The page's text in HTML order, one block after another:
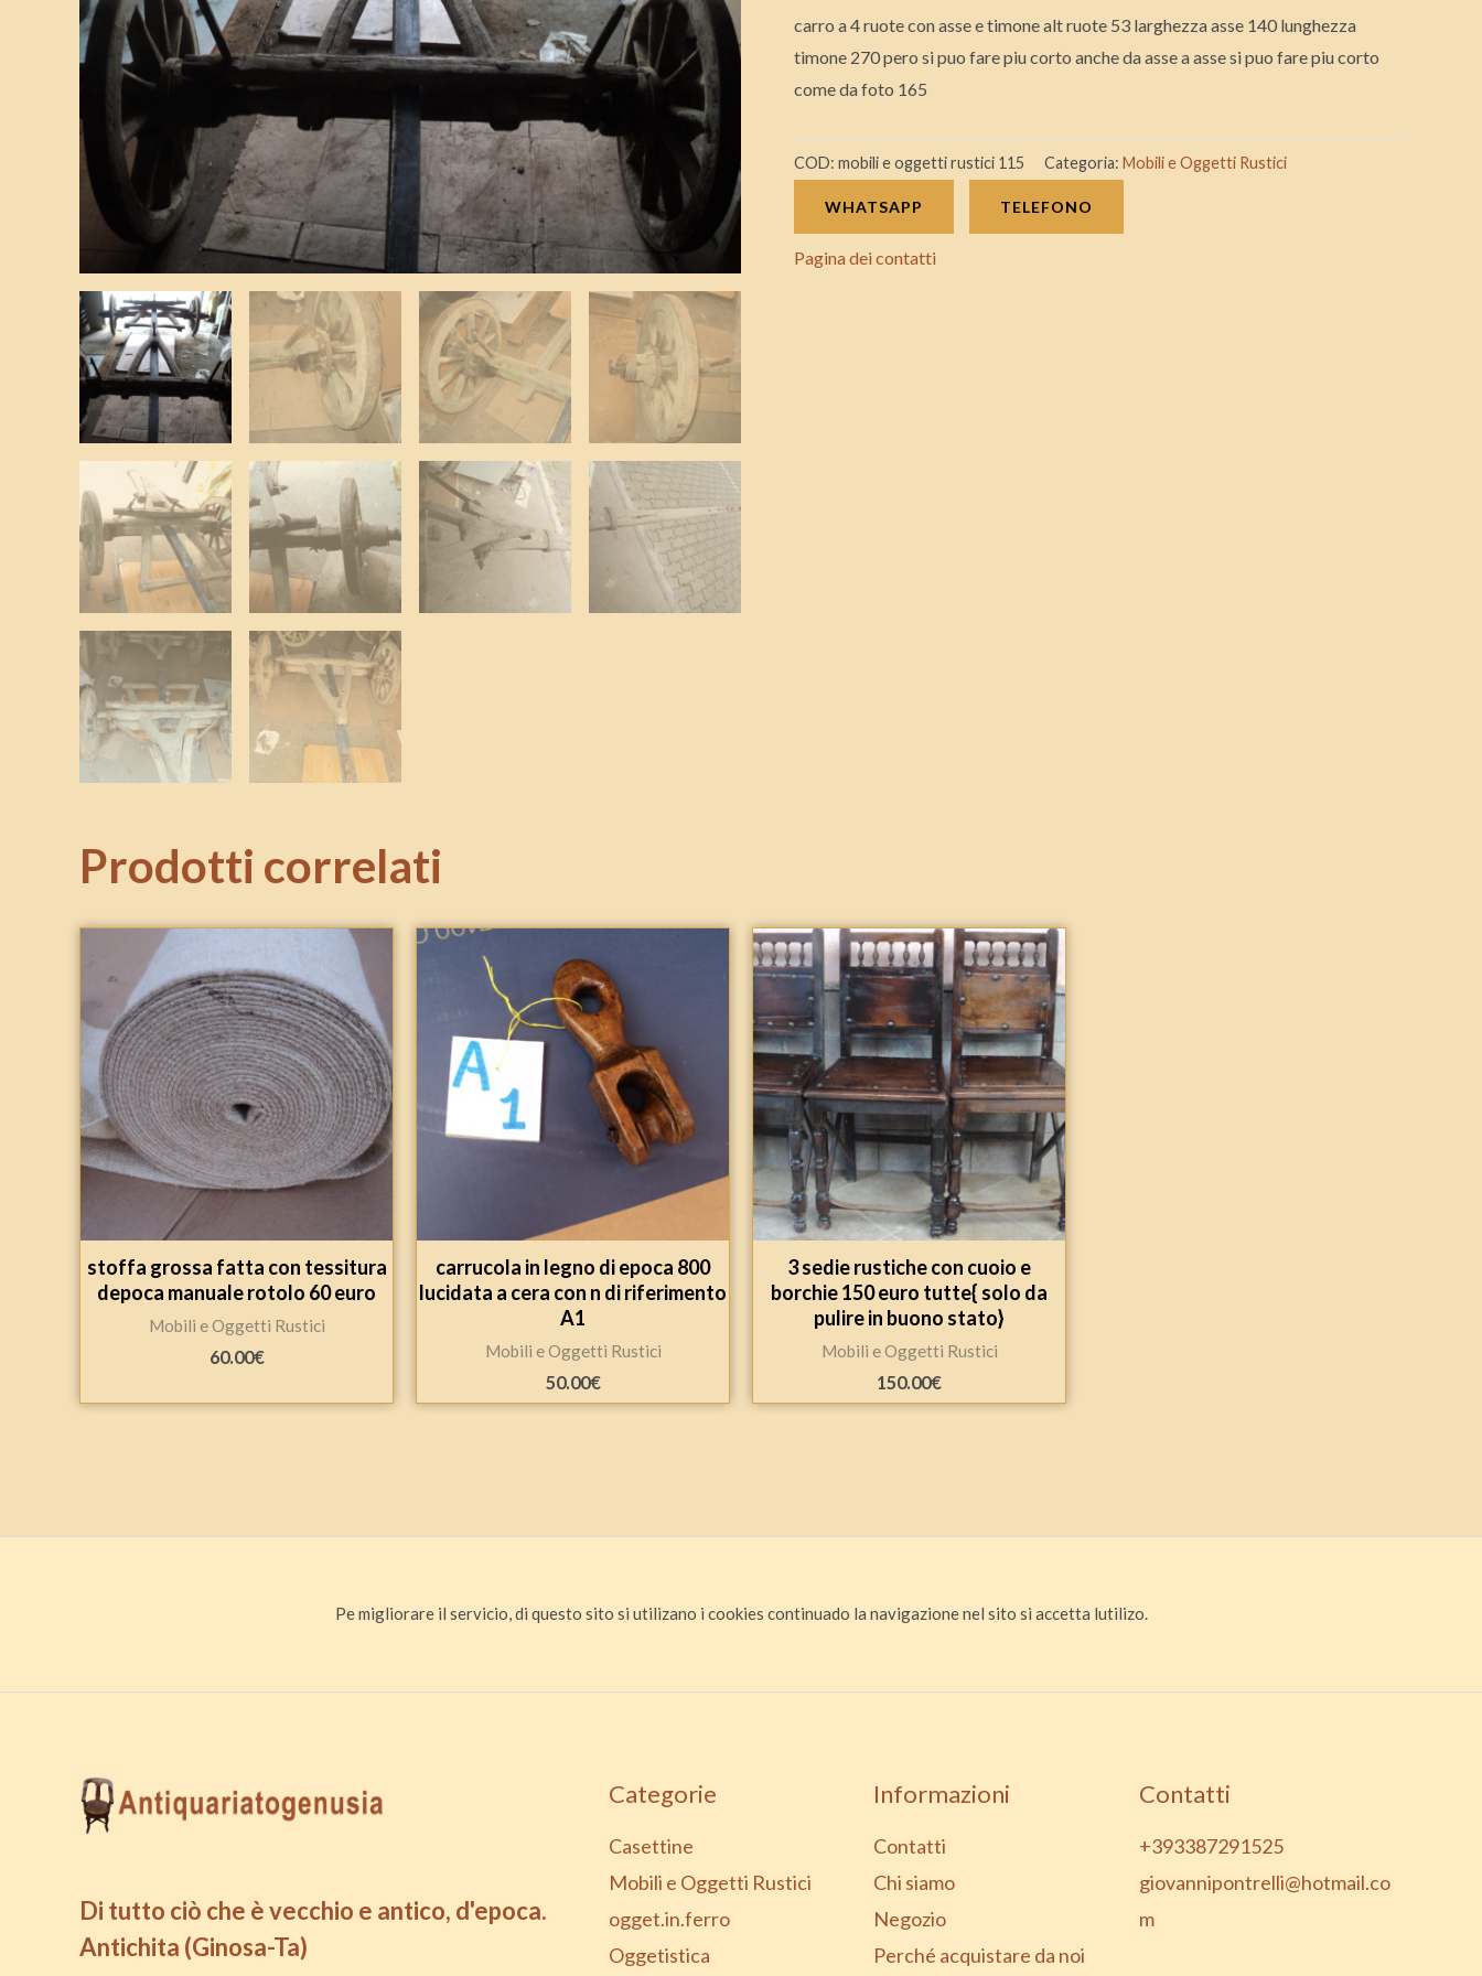
carro a 4 ruote con asse e timone alt ruote 53 larghezza asse 140 lunghezza
timone 270 pero si puo fare piu corto anche da asse a asse si puo fare piu corto
come da foto 165
di
COD: mobili e oggetti rustici 115 Categoria: Mobili e Oggetti Rustici
WHATSAPP TELEFONO
Pagina dei contatti
Prodotti correlati
stoffa grossa fatta con tessitura
depoca manuale rotolo 60 euro
Mobili e Oggetti Rustici
60.00€
carrucola in legno di epoca 800
lucidata a cera con n di riferimento
A1
Mobili e Oggetti Rustici
50.00€
3 sedie rustiche con cuoio e
borchie 150 euro tutte{ solo da
pulire in buono stato}
Mobili e Oggetti Rustici
150.00€
Pe migliorare il servicio, di questo sito si utilizano i cookies continuado la navigazione nel sito si accetta lutilizo.
Di tutto ciò che è vecchio e antico, d'epoca.
Antichita (Ginosa-Ta)
Categorie
Casettine
Mobili e Oggetti Rustici
ogget.in.ferro
Oggetistica
Informazioni
Contatti
Chi siamo
Negozio
Perché acquistare da noi
Contatti
+393387291525
giovannipontrelli@hotmail.co
m